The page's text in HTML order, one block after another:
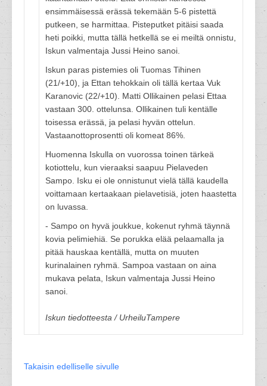
ensimmäisessä erässä tekemään 5-6 pistettä
putkeen, se harmittaa. Pisteputket pitäisi saada
heti poikki, mutta tällä hetkellä se ei meiltä onnistu,
Iskun valmentaja Jussi Heino sanoi.
Iskun paras pistemies oli Tuomas Tihinen
(21/+10), ja Ettan tehokkain oli tällä kertaa Vuk
Karanovic (22/+10). Matti Ollikainen pelasi Ettaa
vastaan 300. ottelunsa. Ollikainen tuli kentälle
toisessa erässä, ja pelasi hyvän ottelun.
Vastaanottoprosentti oli komeat 86%.
Huomenna Iskulla on vuorossa toinen tärkeä
kotiottelu, kun vieraaksi saapuu Pielaveden
Sampo. Isku ei ole onnistunut vielä tällä kaudella
voittamaan kertaakaan pielavetisiä, joten haastetta
on luvassa.
- Sampo on hyvä joukkue, kokenut ryhmä täynnä
kovia pelimiehiä. Se porukka elää pelaamalla ja
pitää hauskaa kentällä, mutta on muuten
kurinalainen ryhmä. Sampoa vastaan on aina
mukava pelata, Iskun valmentaja Jussi Heino
sanoi.
Iskun tiedotteesta / UrheiluTampere
Takaisin edelliselle sivulle